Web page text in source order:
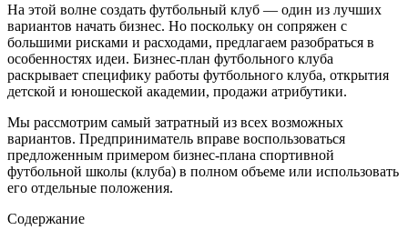
На этой волне создать футбольный клуб — один из лучших
вариантов начать бизнес. Но поскольку он сопряжен с
большими рисками и расходами, предлагаем разобраться в
особенностях идеи. Бизнес-план футбольного клуба
раскрывает специфику работы футбольного клуба, открытия
детской и юношеской академии, продажи атрибутики.
Мы рассмотрим самый затратный из всех возможных
вариантов. Предприниматель вправе воспользоваться
предложенным примером бизнес-плана спортивной
футбольной школы (клуба) в полном объеме или использовать
его отдельные положения.
Содержание